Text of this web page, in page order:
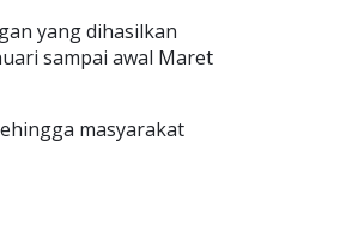
yang dihasilkan
sampai awal Maret
masyarakat